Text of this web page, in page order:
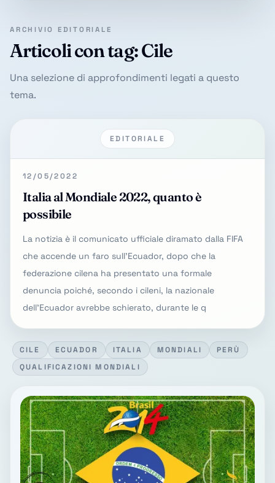
ARCHIVIO EDITORIALE
Articoli con tag: Cile
Una selezione di approfondimenti legati a questo
tema.
EDITORIALE
12/05/2022
Italia al Mondiale 2022, quanto è
possibile
La notizia è il comunicato ufficiale diramato dalla FIFA
che accende un faro sull'Ecuador, dopo che la
federazione cilena ha presentato una formale
denuncia poiché, secondo i cileni, la nazionale
dell'Ecuador avrebbe schierato, durante le q
CILE ECUADOR ITALIA MONDIALI
PERÙ
QUALIFICAZIONI MONDIALI